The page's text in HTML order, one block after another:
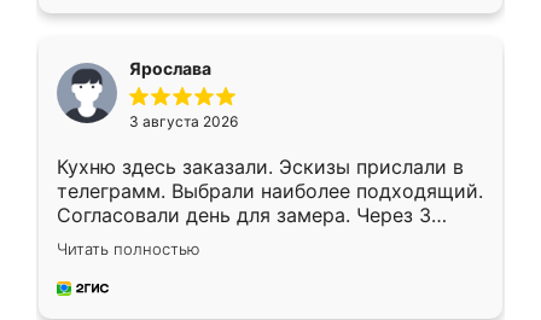
Ярослава
3 августа 2026
Кухню здесь заказали. Эскизы прислали в
телеграмм. Выбрали наиболее подходящий.
Согласовали день для замера. Через 3
недели кухня была уже готова. Остались
довольны работой. Спасибо Ренессанс
мебель за качественную работу!
Читать полностью